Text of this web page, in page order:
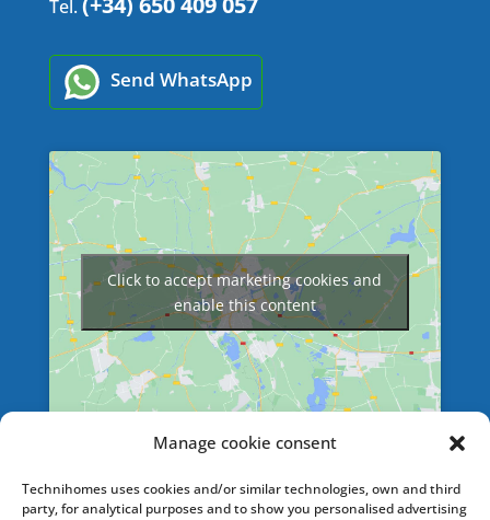
Manage cookie consent
Technihomes uses cookies and/or similar technologies, own and third
party, for analytical purposes and to show you personalised advertising
Tel.
Send WhatsApp
Click to accept marketing cookies and
enable this content